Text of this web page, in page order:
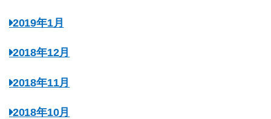
2019年1月
2018年12月
2018年11月
2018年10月